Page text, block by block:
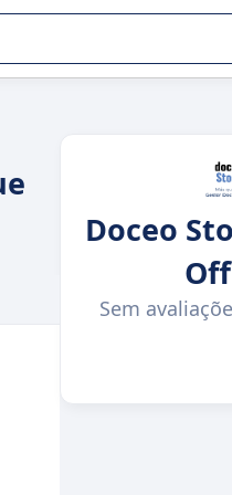
Doceo
Sem